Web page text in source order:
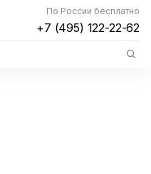
По России бесплатно
+7 (495) 122-22-62